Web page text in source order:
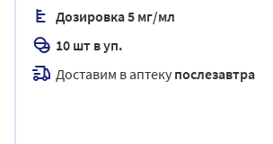
Дозировка 5 мг/мл
10 шт в уп.
Доставим в аптеку послезавтра